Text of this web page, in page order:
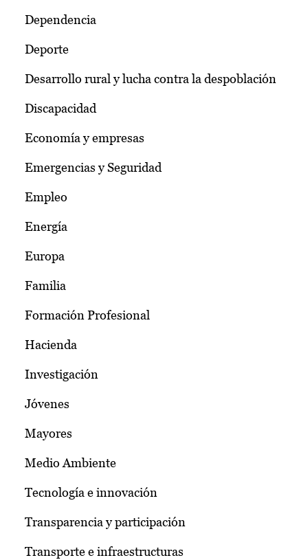
Dependencia
Deporte
Desarrollo rural y lucha contra la despoblación
Discapacidad
Economía y empresas
Emergencias y Seguridad
Empleo
Energía
Europa
Familia
Formación Profesional
Hacienda
Investigación
Jóvenes
Mayores
Medio Ambiente
Tecnología e innovación
Transparencia y participación
Transporte e infraestructuras